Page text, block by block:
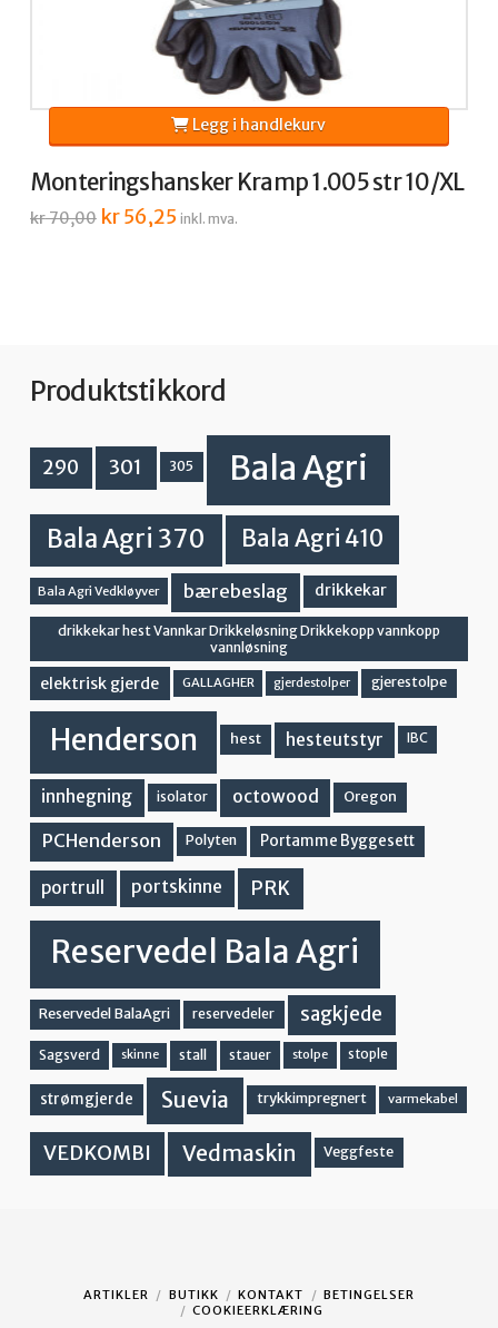
Monteringshansker Kramp 1.005 str 10/XL
kr70,00 Opprinnelig
pris
kr56,25Nåværende
pris
inkl. mva.
Legg i handlekurv
Produktstikkord
290 301 305 Bala Agri
Bala Agri 370 Bala Agri 410
Bala Agri Vedkløyver bærebeslag drikkekar
drikkekar hest Vannkar Drikkeløsning Drikkekopp vannkopp
vannløsning
elektrisk gjerde GALLAGHER gjerdestolper gjerestolpe
Henderson hest hesteutstyr IBC
innhegning isolator octowood Oregon
PCHenderson Polyten Portamme Byggesett
portrull portskinne PRK
Reservedel Bala Agri
Reservedel BalaAgri reservedeler sagkjede
Sagsverd skinne stall stauer stolpe stople
strømgjerde Suevia trykkimpregnert varmekabel
VEDKOMBI Vedmaskin Veggfeste
ARTIKLER BUTIKK KONTAKT
BETINGELSER
COOKIEERKLÆRING